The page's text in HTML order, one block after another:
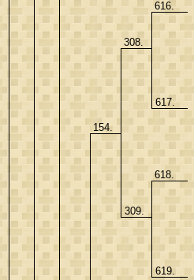
154.
308.
616.
617.
309.
618.
619.